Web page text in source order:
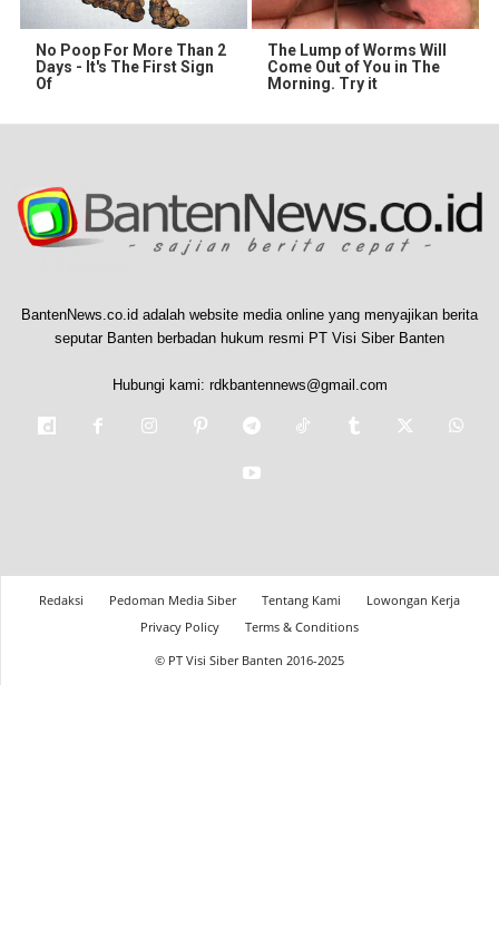
No Poop For More Than 2
Days - It's The First Sign
Of
The Lump of Worms Will
Come Out of You in The
Morning. Try it
BantenNews.co.id adalah website media online yang menyajikan berita
seputar Banten berbadan hukum resmi PT Visi Siber Banten
Hubungi kami: rdkbantennews@gmail.com
Redaksi Pedoman Media Siber Tentang Kami
Lowongan Kerja
Privacy Policy
Terms & Conditions
© PT Visi Siber Banten 2016-2025